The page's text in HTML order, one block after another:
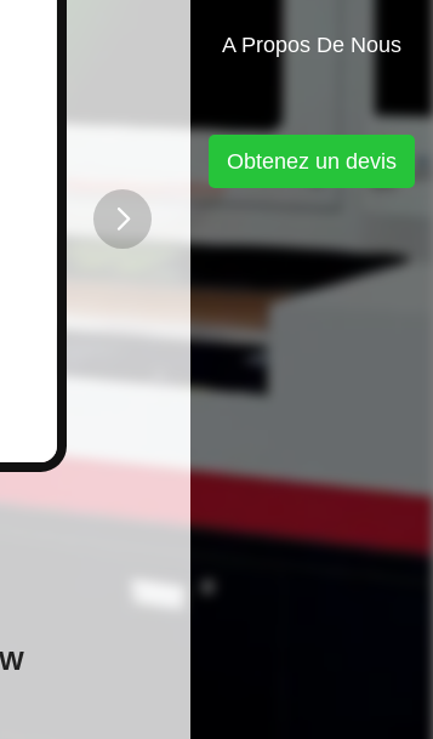
A Propos De Nous
Obtenez un devis